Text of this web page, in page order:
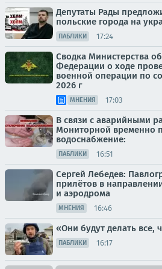
Депутаты Рады
польские города на
ПАБЛИКИ 17:24
Сводка Министерства
Федерации о ходе
военной операции по
2026 г
МНЕНИЯ 17:03
В связи с аварийными
Мониторной временно
водоснабжение:
ПАБЛИКИ 16:51
Сергей Лебедев:
прилётов в
и аэродрома
МНЕНИЯ 16:46
«Они будут делать все,
ПАБЛИКИ 16:17